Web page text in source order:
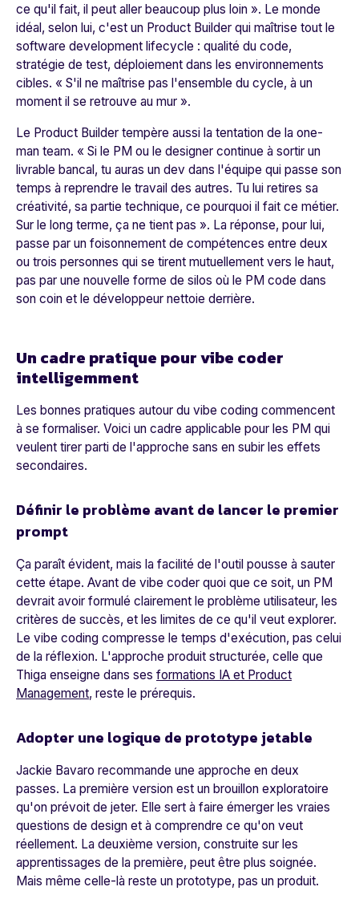
ce qu'il fait, il peut aller beaucoup plus loin ». Le monde
idéal, selon lui, c'est un Product Builder qui maîtrise tout le
software development lifecycle : qualité du code,
stratégie de test, déploiement dans les environnements
cibles. « S'il ne maîtrise pas l'ensemble du cycle, à un
moment il se retrouve au mur ».
Le Product Builder tempère aussi la tentation de la one-
man team. « Si le PM ou le designer continue à sortir un
livrable bancal, tu auras un dev dans l'équipe qui passe son
temps à reprendre le travail des autres. Tu lui retires sa
créativité, sa partie technique, ce pourquoi il fait ce métier.
Sur le long terme, ça ne tient pas ». La réponse, pour lui,
passe par un foisonnement de compétences entre deux
ou trois personnes qui se tirent mutuellement vers le haut,
pas par une nouvelle forme de silos où le PM code dans
son coin et le développeur nettoie derrière.
Un cadre pratique pour vibe coder
intelligemment
Les bonnes pratiques autour du vibe coding commencent
à se formaliser. Voici un cadre applicable pour les PM qui
veulent tirer parti de l'approche sans en subir les effets
secondaires.
Définir le problème avant de lancer le premier
prompt
Ça paraît évident, mais la facilité de l'outil pousse à sauter
cette étape. Avant de vibe coder quoi que ce soit, un PM
devrait avoir formulé clairement le problème utilisateur, les
critères de succès, et les limites de ce qu'il veut explorer.
Le vibe coding compresse le temps d'exécution, pas celui
de la réflexion. L'approche produit structurée, celle que
Thiga enseigne dans ses formations IA et Product
Management, reste le prérequis.
Adopter une logique de prototype jetable
Jackie Bavaro recommande une approche en deux
passes. La première version est un brouillon exploratoire
qu'on prévoit de jeter. Elle sert à faire émerger les vraies
questions de design et à comprendre ce qu'on veut
réellement. La deuxième version, construite sur les
apprentissages de la première, peut être plus soignée.
Mais même celle-là reste un prototype, pas un produit.